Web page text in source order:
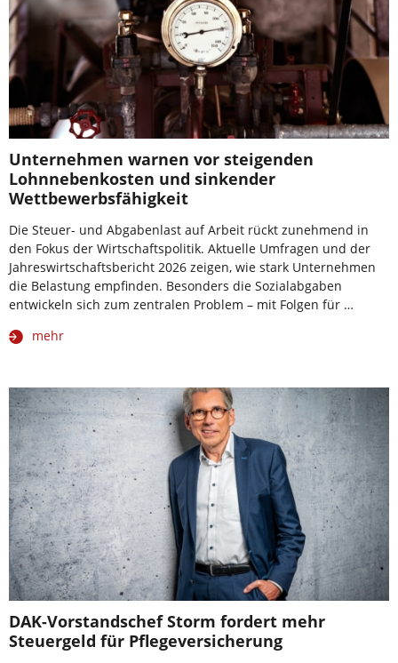
Unternehmen warnen vor steigenden
Lohnnebenkosten und sinkender
Wettbewerbsfähigkeit
Die Steuer- und Abgabenlast auf Arbeit rückt zunehmend in
den Fokus der Wirtschaftspolitik. Aktuelle Umfragen und der
Jahreswirtschaftsbericht 2026 zeigen, wie stark Unternehmen
die Belastung empfinden. Besonders die Sozialabgaben
entwickeln sich zum zentralen Problem – mit Folgen für …
mehr
DAK-Vorstandschef Storm fordert mehr
Steuergeld für Pflegeversicherung